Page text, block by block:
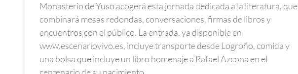
Monasterio de Yuso acogerá esta jornada dedicada a la literatura, que
combinará mesas redondas, conversaciones, firmas de libros y
encuentros con el público. La entrada, ya disponible en
www.escenariovivo.es, incluye transporte desde Logroño, comida y
una bolsa que incluye un libro homenaje a Rafael Azcona en el